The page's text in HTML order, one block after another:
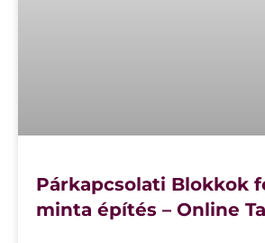
Párkapcsolati Blokkok
minta építés – Online